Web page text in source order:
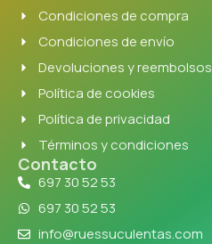
Condiciones de compra
Condiciones de envío
Devoluciones y reembolsos
Política de cookies
Política de privacidad
Términos y condiciones
Contacto
697 30 52 53
697 30 52 53
info@ruessuculentas.com